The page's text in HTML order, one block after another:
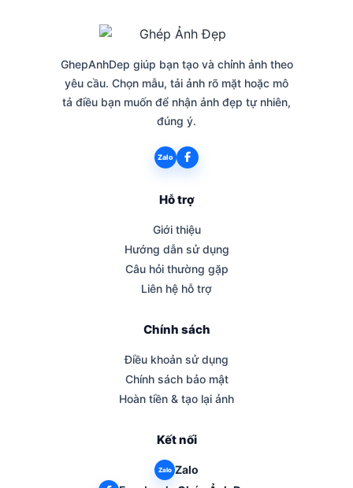
GhepAnhDep giúp bạn tạo và chỉnh ảnh theo
yêu cầu. Chọn mẫu, tải ảnh rõ mặt hoặc mô
tả điều bạn muốn để nhận ảnh đẹp tự nhiên,
đúng ý.
Zalo
Hỗ trợ
Giới thiệu
Hướng dẫn sử dụng
Câu hỏi thường gặp
Liên hệ hỗ trợ
Chính sách
Điều khoản sử dụng
Chính sách bảo mật
Hoàn tiền & tạo lại ảnh
Kết nối
Zalo Zalo